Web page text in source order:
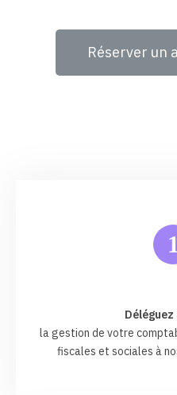
Réserver un
1
Déléguez
la gestion de votre
fiscales et sociales à